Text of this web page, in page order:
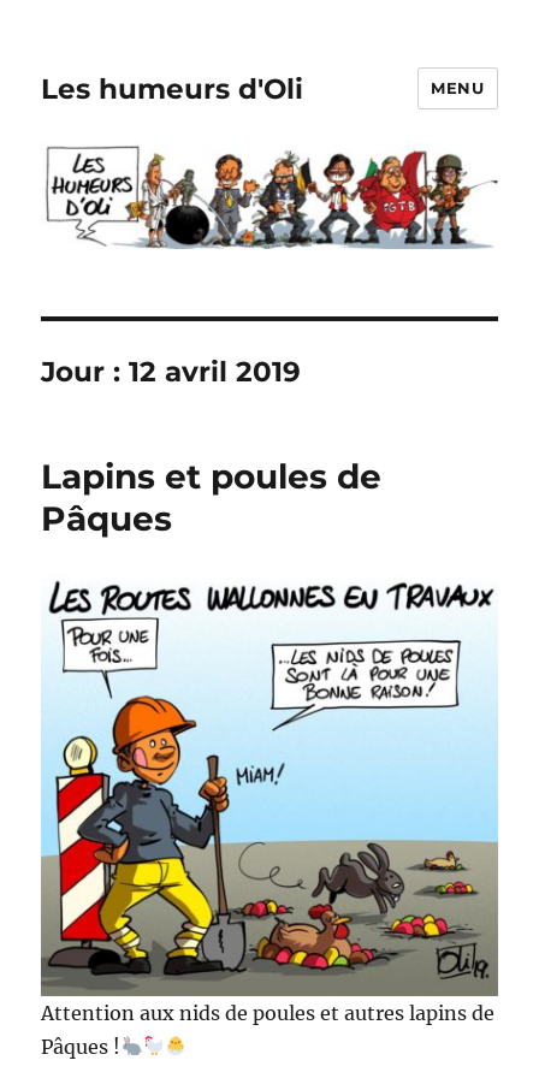
Les humeurs d'Oli MENU
Jour :12 avril 2019
Lapins et poules de
Pâques
Attention aux nids de poules et autres lapins de
Pâques !